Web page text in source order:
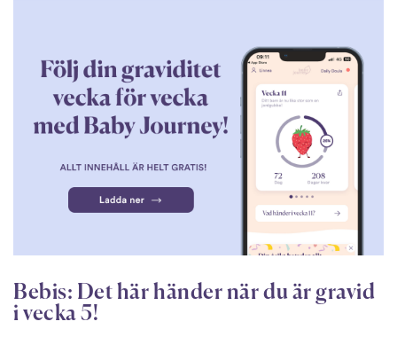
Bebis: Det här händer när du är gravid
i vecka 5!